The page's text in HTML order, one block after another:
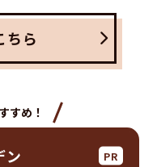
ちら
すめ！
ン